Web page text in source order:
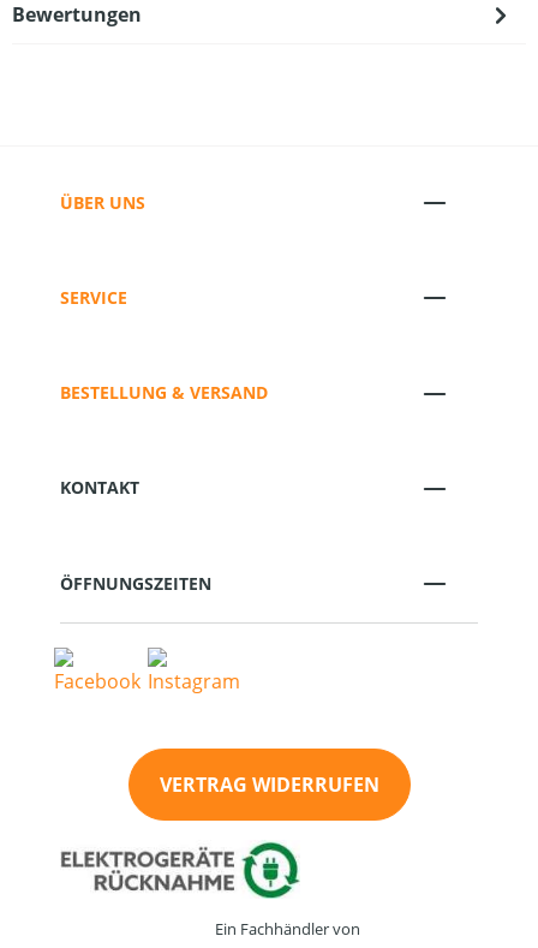
Bewertungen
ÜBER UNS
SERVICE
BESTELLUNG & VERSAND
KONTAKT
ÖFFNUNGSZEITEN
VERTRAG WIDERRUFEN
Ein Fachhändler von